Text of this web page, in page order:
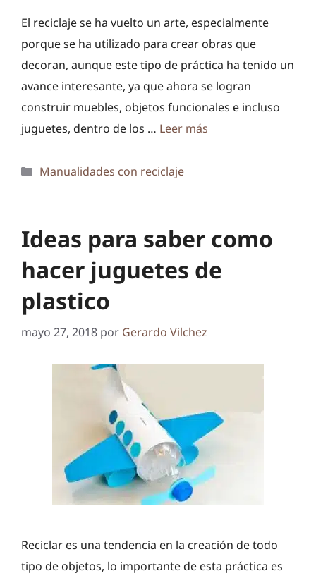
El reciclaje se ha vuelto un arte, especialmente
porque se ha utilizado para crear obras que
decoran, aunque este tipo de práctica ha tenido un
avance interesante, ya que ahora se logran
construir muebles, objetos funcionales e incluso
juguetes, dentro de los … Leer más
Categorías
Manualidades con reciclaje
Ideas para saber como
hacer juguetes de
plastico
mayo 27, 2018 por Gerardo Vilchez
Reciclar es una tendencia en la creación de todo
tipo de objetos, lo importante de esta práctica es